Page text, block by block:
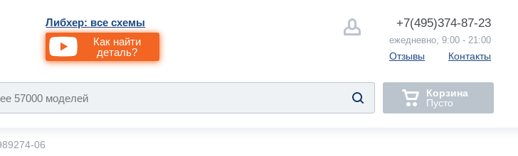
Либхер: все схемы
Как найти
деталь?
+7(495)374-87-23
ежедневно, 9:00 - 21:00
Отзывы Контакты
Корзина
Пусто
06